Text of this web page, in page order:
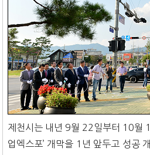
제천시는 내년 9월 22일부터 10월
업엑스포’ 개막을 1년 앞두고 성공